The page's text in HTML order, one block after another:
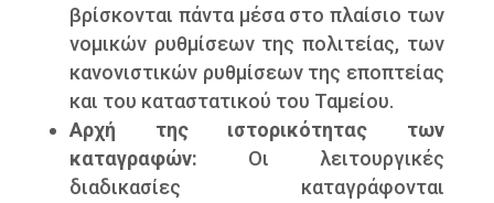
βρίσκονται πάντα μέσα στο πλαίσιο των
νομικών ρυθμίσεων της πολιτείας, των
κανονιστικών ρυθμίσεων της εποπτείας
και του καταστατικού του Ταμείου.
Αρχή της ιστορικότητας των
καταγραφών: Οι λειτουργικές
διαδικασίες καταγράφονται